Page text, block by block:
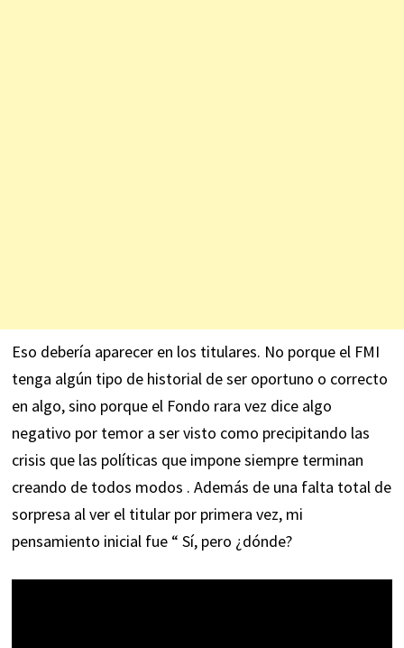
Eso debería aparecer en los titulares. No porque el FMI
tenga algún tipo de historial de ser oportuno o correcto
en algo, sino porque el Fondo rara vez dice algo
negativo por temor a ser visto como precipitando las
crisis que las políticas que impone siempre terminan
creando de todos modos . Además de una falta total de
sorpresa al ver el titular por primera vez, mi
pensamiento inicial fue “ Sí, pero ¿dónde?